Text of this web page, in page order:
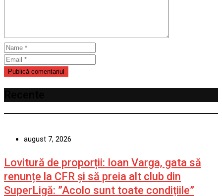
august 7, 2026
Lovitură de proporții: Ioan Varga, gata să
renunțe la CFR și să preia alt club din
SuperLigă: ”Acolo sunt toate condițiile”